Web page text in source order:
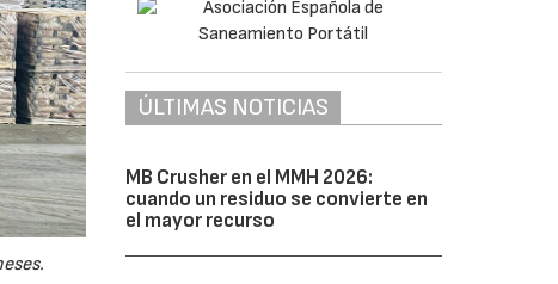
ÚLTIMAS NOTICIAS
MB Crusher en el MMH 2026:
cuando un residuo se convierte en
el mayor recurso